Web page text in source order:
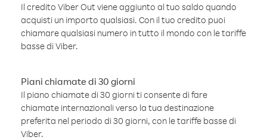
Il credito Viber Out viene aggiunto al tuo saldo quando
acquisti un importo qualsiasi. Con il tuo credito puoi
chiamare qualsiasi numero in tutto il mondo con le tariffe
basse di Viber.
Piani chiamate di 30 giorni
Il piano chiamate di 30 giorni ti consente di fare
chiamate internazionali verso la tua destinazione
preferita nel periodo di 30 giorni, con le tariffe basse di
Viber.